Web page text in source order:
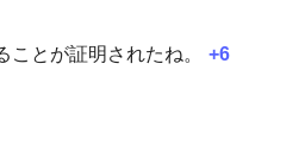
とが証明されたね。
+6